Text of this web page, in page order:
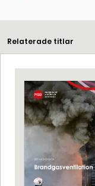
Relaterade titlar